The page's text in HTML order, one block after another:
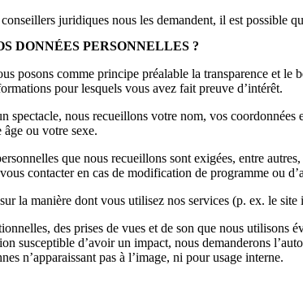
juridiques nous les demandent, il est possible
DONNÉES PERSONNELLES ?
posons comme principe préalable la transparence et
pour lesquels vous avez fait preuve d’intérêt.
spectacle, nous recueillons votre nom, vos
âge ou votre sexe.
que nous recueillons sont exigées, entre
contacter en cas de modification de programme ou
la manière dont vous utilisez nos services (p. ex. le
des prises de vues et de son que nous
susceptible d’avoir un impact, nous demanderons
n’apparaissant pas à l’image, ni pour usage interne.